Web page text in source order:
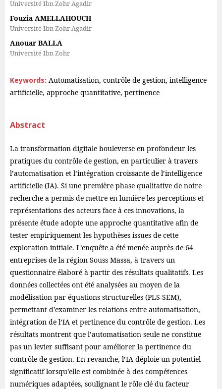
Université Ibn Zohr Agadir
Fouzia AMELLAHOUCH
Université Ibn Zohr Agadir
Anouar BALLA
Université Ibn Zohr
Keywords: Automatisation, contrôle de gestion, intelligence
artificielle, approche quantitative, pertinence
Abstract
La transformation digitale bouleverse en profondeur les
pratiques du contrôle de gestion, en particulier à travers
l’automatisation et l’intégration croissante de l’intelligence
artificielle (IA). Si une première phase qualitative de notre
recherche a permis de mettre en lumière les perceptions et
représentations des acteurs face à ces innovations, la
présente étude adopte une approche quantitative afin de
tester empiriquement les hypothèses issues de cette
exploration initiale. L’enquête a été menée auprès de 64
entreprises de la région Souss Massa, à travers un
questionnaire élaboré à partir des résultats qualitatifs. Les
données collectées ont été analysées au moyen de la
modélisation par équations structurelles (PLS-SEM),
permettant d’examiner les relations entre automatisation,
intégration de l’IA et pertinence du contrôle de gestion. Les
résultats montrent que l’automatisation seule ne constitue
pas un levier suffisant pour améliorer la pertinence du
contrôle de gestion. En revanche, l’IA déploie un potentiel
significatif lorsqu’elle est combinée à des compétences
numériques adaptées, soulignant le rôle clé du facteur